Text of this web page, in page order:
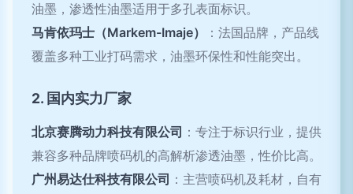
油墨，渗透性油墨适用于多孔表面标识。
马肯依玛士（Markem-Imaje）
：法国品牌，产品线
覆盖多种工业打码需求，油墨环保性和性能突出。
2. 国内实力厂家
北京赛腾动力科技有限公司 ：专注于标识行业，提供
兼容多种品牌喷码机的高解析渗透油墨，性价比高。
广州易达仕科技有限公司 ：主营喷码机及耗材，自有